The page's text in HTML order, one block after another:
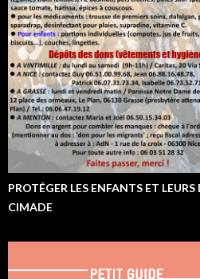
PROTÉGER LES ENFANTS ET
CIMADE